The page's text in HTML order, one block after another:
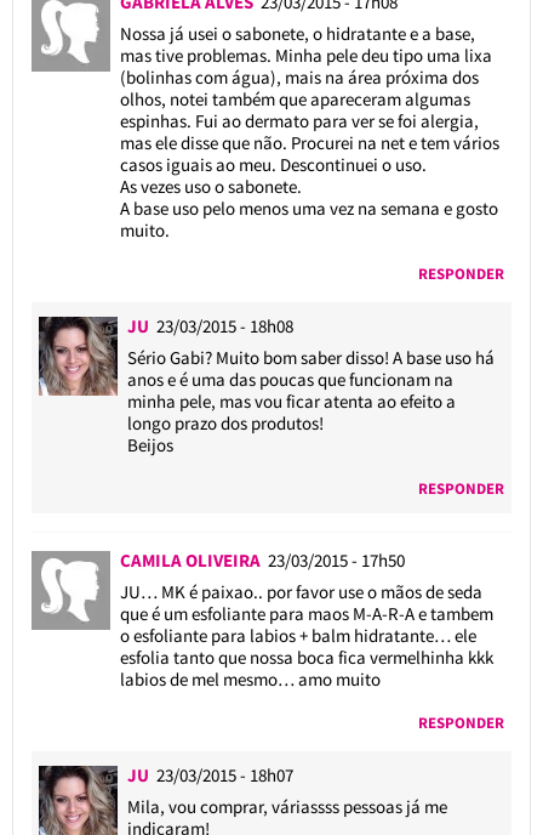
Nossa já usei o sabonete, o hidratante e a base,
mas tive problemas. Minha pele deu tipo uma lixa
(bolinhas com água), mais na área próxima dos
olhos, notei também que apareceram algumas
espinhas. Fui ao dermato para ver se foi alergia,
mas ele disse que não. Procurei na net e tem vários
casos iguais ao meu. Descontinuei o uso.
As vezes uso o sabonete.
A base uso pelo menos uma vez na semana e gosto
muito.
RESPONDER
JU 23/03/2015 - 18h08
Sério Gabi? Muito bom saber disso! A base uso há
anos e é uma das poucas que funcionam na
minha pele, mas vou ficar atenta ao efeito a
longo prazo dos produtos!
Beijos
RESPONDER
CAMILA OLIVEIRA 23/03/2015 - 17h50
JU… MK é paixao.. por favor use o mãos de seda
que é um esfoliante para maos M-A-R-A e tambem
o esfoliante para labios + balm hidratante… ele
esfolia tanto que nossa boca fica vermelhinha kkk
labios de mel mesmo… amo muito
RESPONDER
JU 23/03/2015 - 18h07
Mila, vou comprar, váriassss pessoas já me
indicaram!